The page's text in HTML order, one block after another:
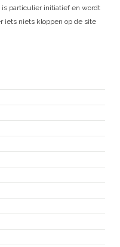
is particulier initiatief en wordt
iets niets kloppen op de site